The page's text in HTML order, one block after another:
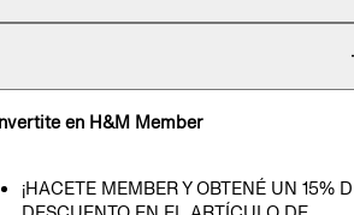
en H&M Member
¡HACETE MEMBER Y OBTENÉ UN 15%